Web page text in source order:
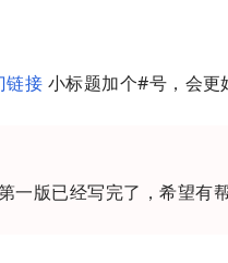
链接 小标题加个#号，会更
一版已经写完了，希望有